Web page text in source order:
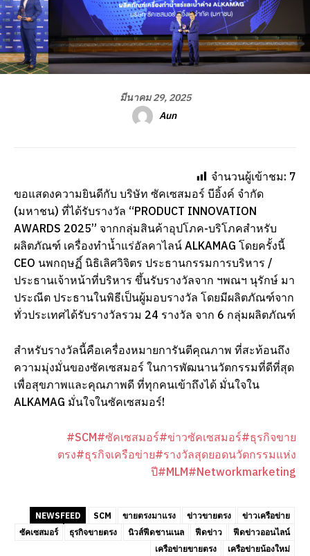
มีนาคม 29, 2025
Aun
จำนวนผู้เข้าชม: 7
ขอแสดงความยินดีกับ บริษัท ซัคเซสมอร์ บีอิ้งค์ จำกัด
(มหาชน) ที่ได้รับรางวัล “PRODUCT INNOVATION
AWARDS 2025” จากกลุ่มสินค้าอุปโภค-บริโภคสำหรับ
ผลิตภัณฑ์ เครื่องทำน้ำแร่อัลคาไลน์ ALKAMAG โดยครั้งนี้
CEO นพกฤษฏิ์ นิธิเลิศวิจิตร ประธานกรรมการบริหาร /
ประธานเจ้าหน้าที่บริหาร ขึ้นรับรางวัลจาก ฯพณฯ นุรักษ์ มา
ประณีต ประธานในพิธีเป็นผู้มอบรางวัล โดยมีผลิตภัณฑ์จาก
ทั่วประเทศได้รับรางวัลรวม 24 รางวัล จาก 6 กลุ่มผลิตภัณฑ์
สำหรับรางวัลนี้คือเครื่องหมายการันตีคุณภาพ ที่สะท้อนถึง
ความมุ่งมั่นของซัคเซสมอร์ ในการพัฒนานวัตกรรมที่ดีที่สุด
เพื่อสุขภาพและคุณภาพดี ที่ทุกคนเข้าถึงได้ มั่นใจใน
ALKAMAG มั่นใจในซัคเซสมอร์!
#SCM#ซัคเซสมอร์#ข่าวซัคเซสมอร์#ธุรกิจขาย
ตรง#ธุรกิจเครือข่าย#รางวัลสุดยอดนวัตกรรมแห่ง
ปี#MLM#Networkmarketing
NEWSFEED SCM ขายตรงมาแรง ข่าวขายตรง
ข่าวเครือข่าย
ซัคเซสมอร์
ธุรกิจขายตรง นิวส์ฟีดชานเนล ฟีดข่าว
ฟีดข่าวออนไลน์
เครือข่ายขายตรง
เครือข่ายน้องใหม่